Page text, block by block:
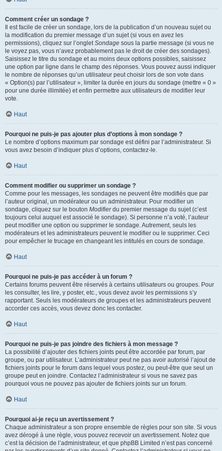
Comment créer un sondage ?
Il est facile de créer un sondage, lors de la publication d’un nouveau sujet ou
la modification du premier message d’un sujet (si vous en avez les
permissions), cliquez sur l’ongletSondage sous la partie message (si vous ne
le voyez pas, vous n’avez probablement pas le droit de créer des sondages).
Saisissez le titre du sondage et au moins deux options possibles, saisissez
une option par ligne dans le champ des réponses. Vous pouvez aussi indiquer
le nombre de réponses qu’un utilisateur peut choisir lors de son vote dans
« Option(s) par l’utilisateur », limiter la durée en jours du sondage (mettre « 0 »
pour une durée illimitée) et enfin permettre aux utilisateurs de modifier leur
vote.
Haut
Pourquoi ne puis-je pas ajouter plus d’options à mon sondage ?
Le nombre d’options maximum par sondage est défini par l’administrateur. Si
vous avez besoin d’indiquer plus d’options, contactez-le.
Haut
Comment modifier ou supprimer un sondage ?
Comme pour les messages, les sondages ne peuvent être modifiés que par
l’auteur original, un modérateur ou un administrateur. Pour modifier un
sondage, cliquez sur le bouton Modifierdu premier message du sujet (c’est
toujours celui auquel est associé le sondage). Si personne n’a voté, l’auteur
peut modifier une option ou supprimer le sondage. Autrement, seuls les
modérateurs et les administrateurs peuvent le modifier ou le supprimer. Ceci
pour empêcher le trucage en changeant les intitulés en cours de sondage.
Haut
Pourquoi ne puis-je pas accéder à un forum ?
Certains forums peuvent être réservés à certains utilisateurs ou groupes. Pour
les consulter, les lire, y poster, etc., vous devez avoir les permissions s’y
rapportant. Seuls les modérateurs de groupes et les administrateurs peuvent
accorder ces accès, vous devez donc les contacter.
Haut
Pourquoi ne puis-je pas joindre des fichiers à mon message ?
La possibilité d’ajouter des fichiers joints peut être accordée par forum, par
groupe, ou par utilisateur. L’administrateur peut ne pas avoir autorisé l’ajout de
fichiers joints pour le forum dans lequel vous postez, ou peut-être que seul un
groupe peut en joindre. Contactez l’administrateur si vous ne savez pas
pourquoi vous ne pouvez pas ajouter de fichiers joints sur un forum.
Haut
Pourquoi ai-je reçu un avertissement ?
Chaque administrateur a son propre ensemble de règles pour son site. Si vous
avez dérogé à une règle, vous pouvez recevoir un avertissement. Notez que
c’est la décision de l’administrateur, et que phpBB Limited n’est pas concerné